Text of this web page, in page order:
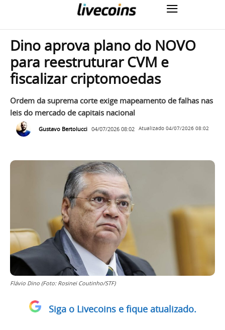
Dino aprova plano do NOVO
para reestruturar CVM e
fiscalizar criptomoedas
Ordem da suprema corte exige mapeamento de falhas nas
leis do mercado de capitais nacional
Gustavo Bertolucci 04/07/2026 08:02 Atualizado 04/07/2026 08:02
Flávio Dino (Foto: Rosinei Coutinho/STF)
Siga o Livecoins e fique atualizado.